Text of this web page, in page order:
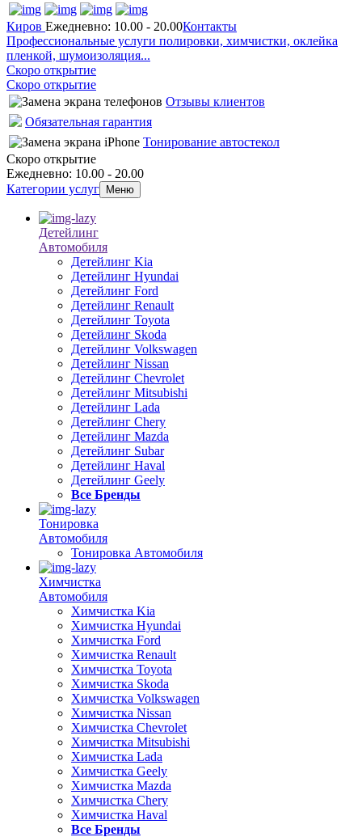
Киров Ежедневно: 10.00 - 20.00Контакты
Профессиональные услуги полировки, химчистки, оклейка
пленкой, шумоизоляция...
Скоро открытие
Скоро открытие
Отзывы клиентов
Обязательная гарантия
Тонирование автостекол
Скоро открытие
Ежедневно: 10.00 - 20.00
Категории услуг
Меню
Детейлинг
Автомобиля
Детейлинг Kia
Детейлинг Hyundai
Детейлинг Ford
Детейлинг Renault
Детейлинг Toyota
Детейлинг Skoda
Детейлинг Volkswagen
Детейлинг Nissan
Детейлинг Chevrolet
Детейлинг Mitsubishi
Детейлинг Lada
Детейлинг Chery
Детейлинг Mazda
Детейлинг Subar
Детейлинг Haval
Детейлинг Geely
Все Бренды
Тонировка
Автомобиля
Тонировка Автомобиля
Химчистка
Автомобиля
Химчистка Kia
Химчистка Hyundai
Химчистка Ford
Химчистка Renault
Химчистка Toyota
Химчистка Skoda
Химчистка Volkswagen
Химчистка Nissan
Химчистка Chevrolet
Химчистка Mitsubishi
Химчистка Lada
Химчистка Geely
Химчистка Mazda
Химчистка Chery
Химчистка Haval
Все Бренды